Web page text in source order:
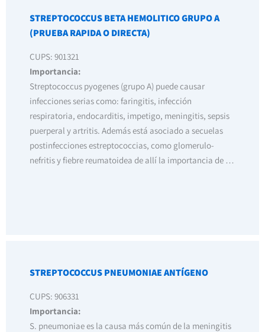
STREPTOCOCCUS BETA HEMOLITICO GRUPO A
(PRUEBA RAPIDA O DIRECTA)
CUPS: 901321
Importancia:
Streptococcus pyogenes (grupo A) puede causar
infecciones serias como: faringitis, infección
respiratoria, endocarditis, impetigo, meningitis, sepsis
puerperal y artritis. Además está asociado a secuelas
postinfecciones estreptococcias, como glomerulo-
nefritis y fiebre reumatoidea de allí la importancia de …
STREPTOCOCCUS PNEUMONIAE ANTÍGENO
CUPS: 906331
Importancia:
S. pneumoniae es la causa más común de la meningitis